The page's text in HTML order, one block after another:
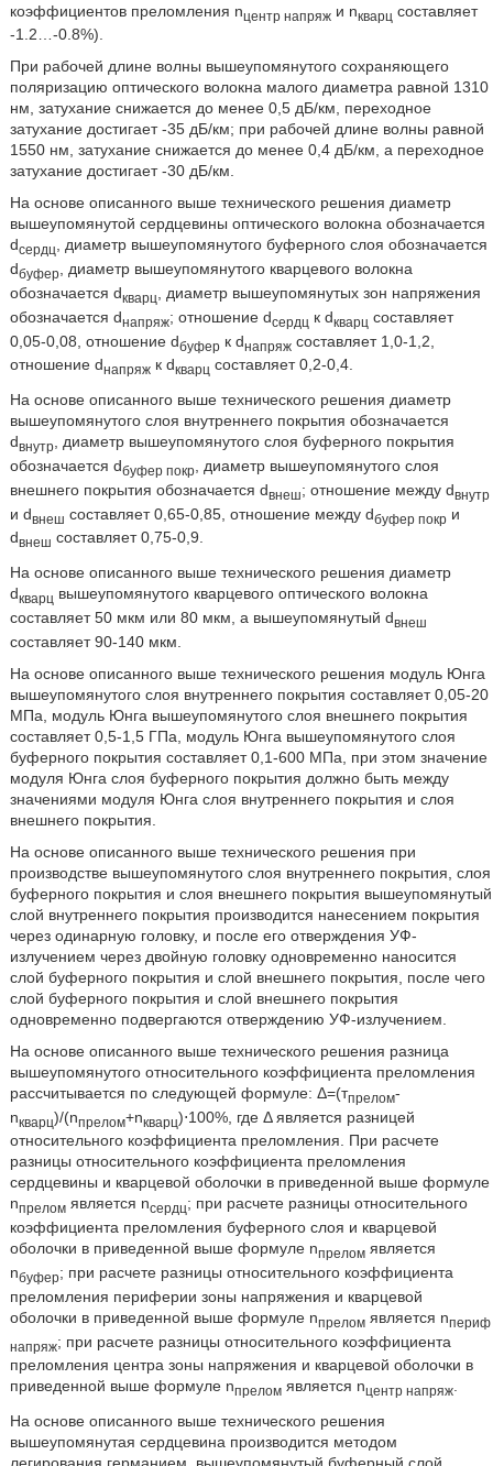
коэффициентов преломления nцентр напряжи nкварц составляет
-1.2…-0.8%).
При рабочей длине волны вышеупомянутого сохраняющего
поляризацию оптического волокна малого диаметра равной 1310
нм, затухание снижается до менее 0,5 дБ/км, переходное
затухание достигает -35 дБ/км; при рабочей длине волны равной
1550 нм, затухание снижается до менее 0,4 дБ/км, а переходное
затухание достигает -30 дБ/км.
На основе описанного выше технического решения диаметр
вышеупомянутой сердцевины оптического волокна обозначается
dсердц, диаметр вышеупомянутого буферного слоя обозначается
dбуфер
, диаметр вышеупомянутого кварцевого волокна
обозначается dкварц
, диаметр вышеупомянутых зон напряжения
обозначается dнапряж; отношение dсердц к dкварц составляет
0,05-0,08, отношение dбуфер к dнапряжсоставляет 1,0-1,2,
отношение dнапряжк dкварц составляет 0,2-0,4.
На основе описанного выше технического решения диаметр
вышеупомянутого слоя внутреннего покрытия обозначается
dвнутр
, диаметр вышеупомянутого слоя буферного покрытия
обозначается dбуфер покр
, диаметр вышеупомянутого слоя
внешнего покрытия обозначается dвнеш; отношение между dвнутр
и dвнеш составляет 0,65-0,85, отношение между dбyфep покр и
dвнеш составляет 0,75-0,9.
На основе описанного выше технического решения диаметр
dкварц вышеупомянутого кварцевого оптического волокна
составляет 50 мкм или 80 мкм, а вышеупомянутый dвнеш
составляет 90-140 мкм.
На основе описанного выше технического решения модуль Юнга
вышеупомянутого слоя внутреннего покрытия составляет 0,05-20
МПа, модуль Юнга вышеупомянутого слоя внешнего покрытия
составляет 0,5-1,5 ГПа, модуль Юнга вышеупомянутого слоя
буферного покрытия составляет 0,1-600 МПа, при этом значение
модуля Юнга слоя буферного покрытия должно быть между
значениями модуля Юнга слоя внутреннего покрытия и слоя
внешнего покрытия.
На основе описанного выше технического решения при
производстве вышеупомянутого слоя внутреннего покрытия, слоя
буферного покрытия и слоя внешнего покрытия вышеупомянутый
слой внутреннего покрытия производится нанесением покрытия
через одинарную головку, и после его отверждения УФ-
излучением через двойную головку одновременно наносится
слой буферного покрытия и слой внешнего покрытия, после чего
слой буферного покрытия и слой внешнего покрытия
одновременно подвергаются отверждению УФ-излучением.
На основе описанного выше технического решения разница
вышеупомянутого относительного коэффициента преломления
рассчитывается по следующей формуле: Δ=(тпрелом-
nкварц)/(nпрелом+nкварц)⋅100%, где Δ является разницей
относительного коэффициента преломления. При расчете
разницы относительного коэффициента преломления
сердцевины и кварцевой оболочки в приведенной выше формуле
nпреломявляется nсердц; при расчете разницы относительного
коэффициента преломления буферного слоя и кварцевой
оболочки в приведенной выше формуле nпреломявляется
nбуфер; при расчете разницы относительного коэффициента
преломления периферии зоны напряжения и кварцевой
оболочки в приведенной выше формуле nпреломявляется nпериф
напряж; при расчете разницы относительного коэффициента
преломления центра зоны напряжения и кварцевой оболочки в
приведенной выше формуле nпреломявляется nцентр напряж.
На основе описанного выше технического решения
вышеупомянутая сердцевина производится методом